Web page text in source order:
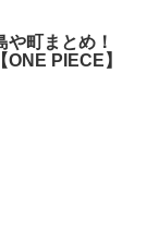
町まとめ！
ONE PIECE】